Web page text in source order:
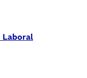
Laboral